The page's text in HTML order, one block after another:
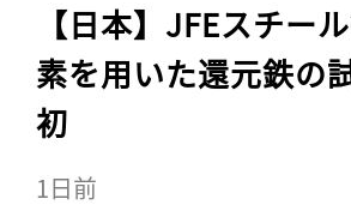
【日本】JFEスチー
素を用いた還元鉄の
初
1日前